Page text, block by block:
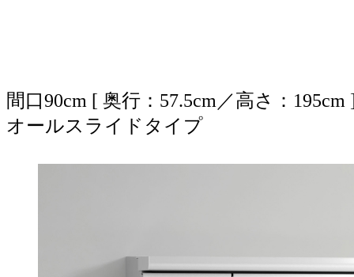
間口90cm [ 奥行：57.5cm／高さ：195cm
オールスライドタイプ